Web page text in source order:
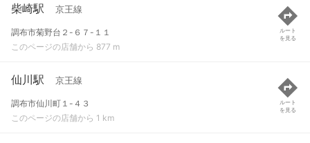
柴崎駅 京王線
調布市菊野台２-６７-１１
このページの店舗から 877 m
ルート
を見る
仙川駅 京王線
調布市仙川町１-４３
このページの店舗から 1 km
ルート
を見る